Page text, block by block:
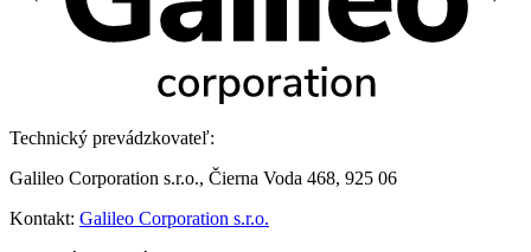
Technický prevádzkovateľ:
Galileo Corporation s.r.o., Čierna Voda 468, 925 06
Kontakt: Galileo Corporation s.r.o.